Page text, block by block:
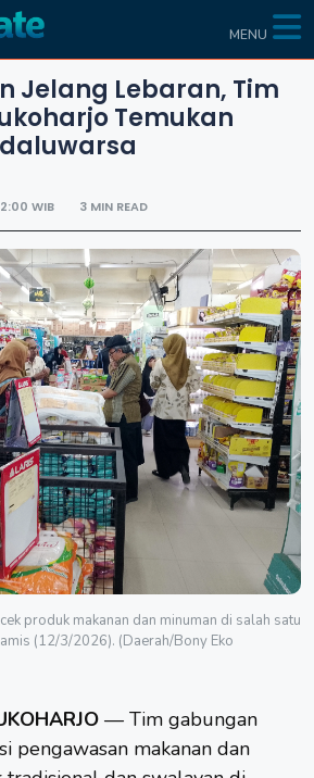
MENU
Jelang Lebaran, Tim
Temukan
WIB
3 MIN READ
produk makanan dan minuman di salah satu
(12/3/2026). (Daerah/Bony Eko
— Tim gabungan
pengawasan makanan dan